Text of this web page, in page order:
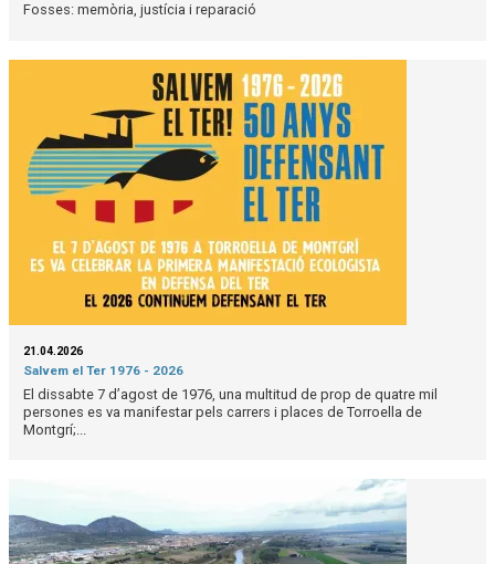
Fosses: memòria, justícia i reparació
21.04.2026
Salvem el Ter 1976 - 2026
El dissabte 7 d’agost de 1976, una multitud de prop de quatre mil
persones es va manifestar pels carrers i places de Torroella de
Montgrí;...